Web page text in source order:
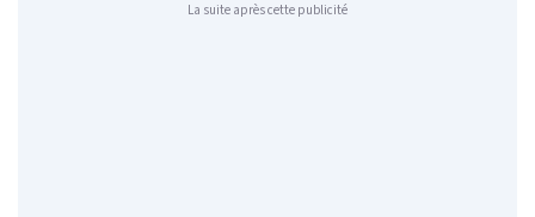
La suite après cette publicité